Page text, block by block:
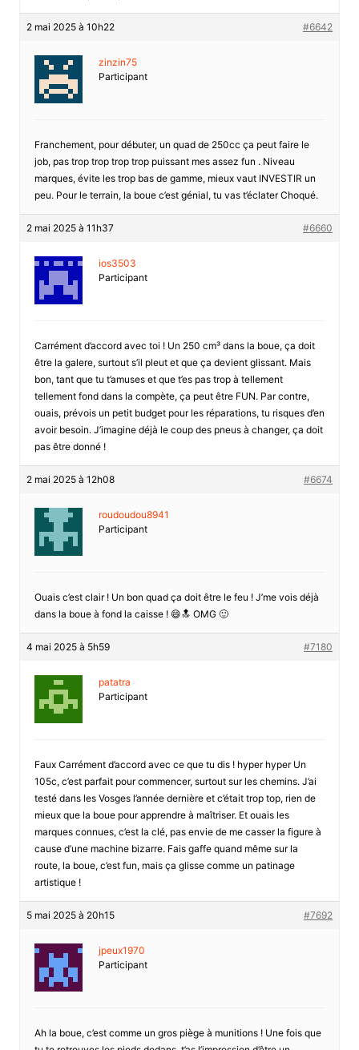
2 mai 2025 à 10h22 #6642
zinzin75
Participant
Franchement, pour débuter, un quad de 250cc ça peut faire le
job, pas trop trop trop trop puissant mes assez fun . Niveau
marques, évite les trop bas de gamme, mieux vaut INVESTIR un
peu. Pour le terrain, la boue c’est génial, tu vas t’éclater Choqué.
2 mai 2025 à 11h37 #6660
ios3503
Participant
Carrément d’accord avec toi ! Un 250 cm³ dans la boue, ça doit
être la galere, surtout s’il pleut et que ça devient glissant. Mais
bon, tant que tu t’amuses et que t’es pas trop à tellement
tellement fond dans la compète, ça peut être FUN. Par contre,
ouais, prévois un petit budget pour les réparations, tu risques d’en
avoir besoin. J’imagine déjà le coup des pneus à changer, ça doit
pas être donné !
2 mai 2025 à 12h08 #6674
roudoudou8941
Participant
Ouais c’est clair ! Un bon quad ça doit être le feu ! J’me vois déjà
dans la boue à fond la caisse ! 😄🔝 OMG 🙂
4 mai 2025 à 5h59 #7180
patatra
Participant
Faux Carrément d’accord avec ce que tu dis ! hyper hyper Un
105c, c’est parfait pour commencer, surtout sur les chemins. J’ai
testé dans les Vosges l’année dernière et c’était trop top, rien de
mieux que la boue pour apprendre à maîtriser. Et ouais les
marques connues, c’est la clé, pas envie de me casser la figure à
cause d’une machine bizarre. Fais gaffe quand même sur la
route, la boue, c’est fun, mais ça glisse comme un patinage
artistique !
5 mai 2025 à 20h15 #7692
jpeux1970
Participant
Ah la boue, c’est comme un gros piège à munitions ! Une fois que